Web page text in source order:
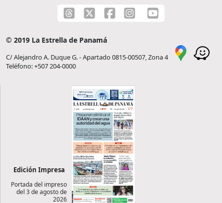
© 2019 La Estrella de Panamá
C/ Alejandro A. Duque G. - Apartado 0815-00507, Zona 4
Teléfono: +507 204-0000
Edición Impresa
Portada del impreso
del 3 de agosto de
2026